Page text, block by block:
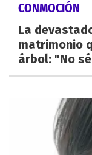
CONMOCIÓN
La
matrimonio
árbol: "No